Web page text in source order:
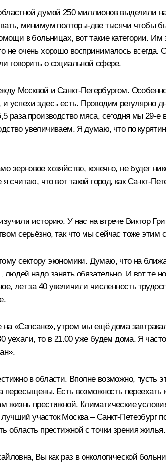
думой 250 миллионов выделили
минимум полторы-две тысячи чтобы
в больницах, вот такие категории.
не очень хорошо воспринималось
говорить о социальной сфере.
Москвой и Санкт-Петербургом.
успехи здесь есть. Проводим регулярно
производство мяса, сегодня мы 29-е
увеличиваем. Я думаю, что по
зерновое хозяйство, конечно, не будет
считаю, что вот такой город, как Санкт-
историю. У нас на втрече Виктор
серьёзно, так что мы сейчас тоже этим
сектору экономики. Думаю, что на
надо занять обязательно. И вот те
лет за 40 увеличили численность
«Сапсане», утром мы ещё дома
уехали, то в 21.00 уже будем дома. Я
в области. Вполне возможно, пусть
пересыщены. Есть возможность
жизнь престижной. Климатические
участок Москва – Санкт-Петербург
область престижной с точки зрения
Вы как раз в онкологической